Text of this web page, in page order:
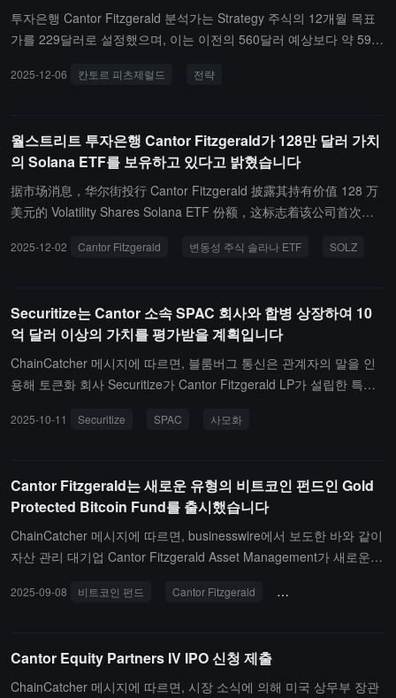
투자은행 Cantor Fitzgerald 분석가는 Strategy 주식의 12개월 목표
가를 229달러로 설정했으며, 이는 이전의 560달러 예상보다 약 59%
하며 여전히 장기적으로 긍정적인 전망을 유지하고 있습니다.분석가
다 낮은 수치입니다.
2025-12-06 칸토르 피츠제럴드 전략
월스트리트 투자은행 Cantor Fitzgerald가 128만 달러 가치
의 Solana ETF를 보유하고 있다고 밝혔습니다
据市场消息，华尔街投行 Cantor Fitzgerald 披露其持有价值 128 万
美元的 Volatility Shares Solana ETF 份额，这标志着该公司首次被
易委员会（SEC）的文件，列出了 58,000 股 Volatility Shares Solan
2025-12-02 Cantor Fitzgerald 변동성 주식 솔라나 ETF SOLZ
Securitize는 Cantor 소속 SPAC 회사와 합병 상장하여 10
억 달러 이상의 가치를 평가받을 계획입니다
ChainCatcher 메시지에 따르면, 블룸버그 통신은 관계자의 말을 인
용해 토큰화 회사 Securitize가 Cantor Fitzgerald LP가 설립한 특별
Partners II Inc.와 합병한 후 Securitize의 가치는 10억 달러를 초과할
O를 통해 2.4억 달러를 모금했습니다.
2025-10-11 Securitize SPAC 사모화
Cantor Fitzgerald는 새로운 유형의 비트코인 펀드인 Gold
Protected Bitcoin Fund를 출시했습니다
ChainCatcher 메시지에 따르면, businesswire에서 보도한 바와 같이
자산 관리 대기업 Cantor Fitzgerald Asset Management가 새로운
니다.이 펀드는 비트코인의 막대한 성장 잠재력과 채택을 금 기반 하
투자를 보호합니다.
2025-09-08 비트코인 펀드 Cantor Fitzgerald 금 보호 비트코인 펀드
Cantor Equity Partners IV IPO 신청 제출
ChainCatcher 메시지에 따르면, 시장 소식에 의해 미국 상무부 장관